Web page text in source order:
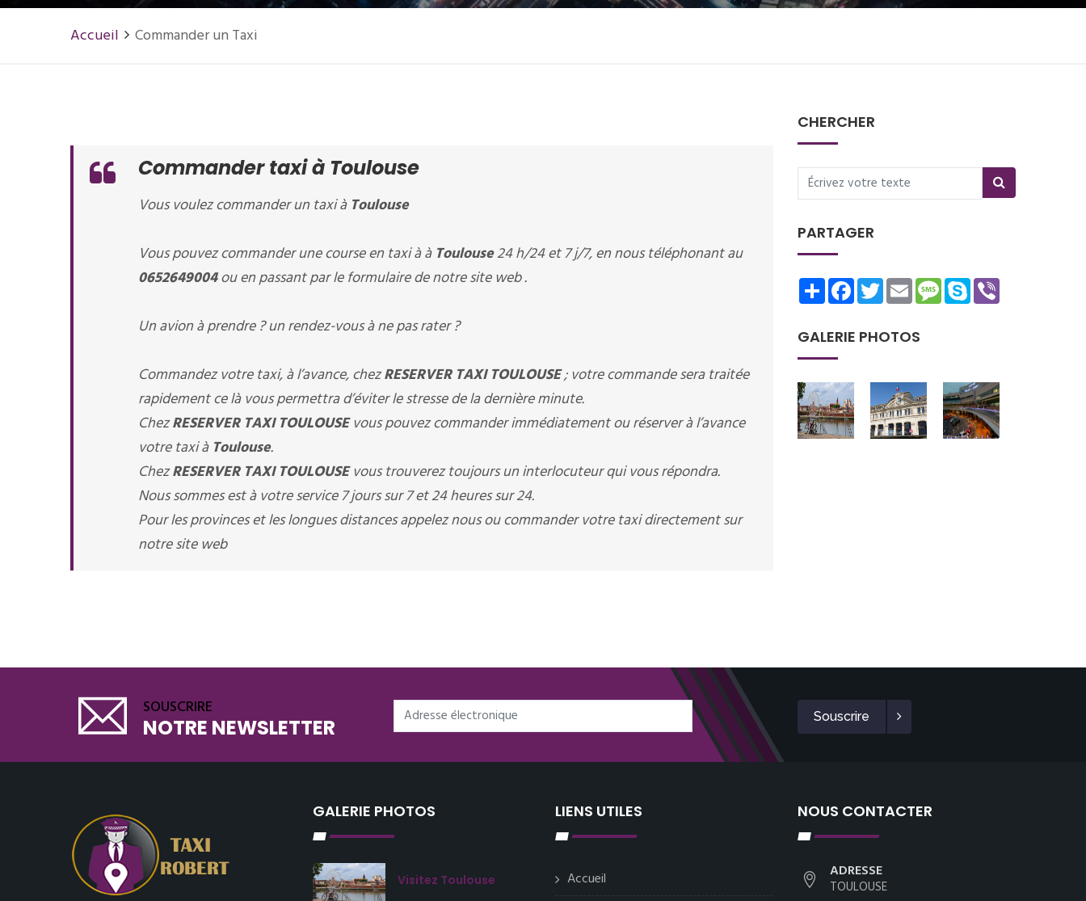
Accueil Commander un Taxi
Commander taxi à Toulouse
Vous voulez commander un taxi à Toulouse
Vous pouvez commander une course en taxi à à Toulouse24 h/24 et 7 j/7, en nous téléphonant au
0652649004ou en passant par le formulaire de notre site web .
Un avion à prendre ? un rendez-vous à ne pas rater ?
Commandez votre taxi, à l’avance, chezRESERVER TAXI TOULOUSE; votre commande sera traitée
rapidement ce là vous permettra d’éviter le stresse de la dernière minute.
ChezRESERVER TAXI TOULOUSEvous pouvez commander immédiatement ou réserver à l’avance
votre taxi à Toulouse.
ChezRESERVER TAXI TOULOUSEvous trouverez toujours un interlocuteur qui vous répondra.
Nous sommes est à votre service 7 jours sur 7 et 24 heures sur 24.
Pour les provinces et les longues distances appelez nous ou commander votre taxi directement sur
notre site web
CHERCHER
PARTAGER
ShareFacebookTwitterEmailMessage
Skype
GALERIE PHOTOS
SOUSCRIRE
NOTRE NEWSLETTER Souscrire
GALERIE PHOTOS
Visitez Toulouse
LIENS UTILES
Accueil
NOUS CONTACTER
ADRESSE
TOULOUSE